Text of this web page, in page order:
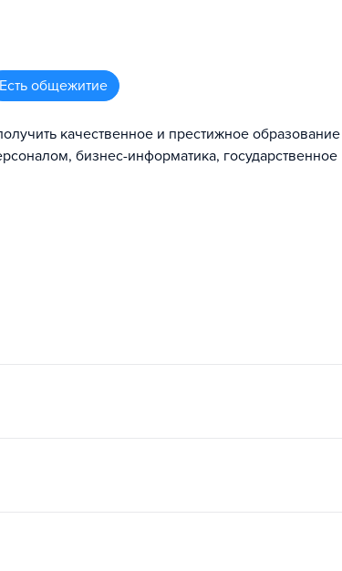
Есть общежитие
качественное и престижное образование
бизнес-информатика, государственное